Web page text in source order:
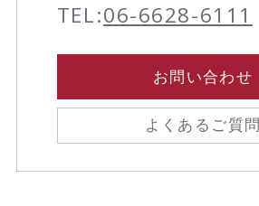
TEL:06-6628-6111
お問い合わせ
よくあるご質問